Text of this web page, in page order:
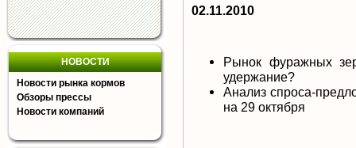
НОВОСТИ
Новости рынка кормов
Обзоры прессы
Новости компаний
02.11.2010
Рынок фуражных
удержание?
Анализ спроса-
на 29 октября